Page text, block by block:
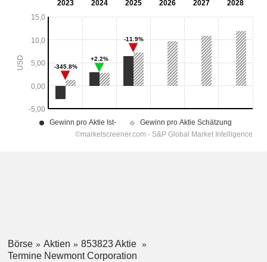
Börse Aktien
853823 Aktie
Termine Newmont Corporation